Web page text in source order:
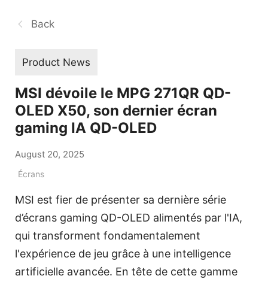
Back
Product News
MSI dévoile le MPG 271QR QD-
OLED X50, son dernier écran
gaming IA QD-OLED
August 20, 2025
Écrans
MSI est fier de présenter sa dernière série
d’écrans gaming QD-OLED alimentés par l'IA,
qui transforment fondamentalement
l'expérience de jeu grâce à une intelligence
artificielle avancée. En tête de cette gamme